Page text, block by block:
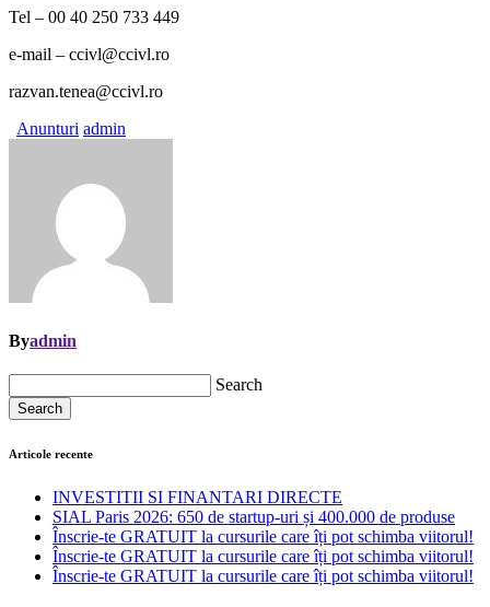
Tel – 00 40 250 733 449
e-mail – ccivl@ccivl.ro
razvan.tenea@ccivl.ro
Anunturi admin
Byadmin
Search
Search
Articole recente
INVESTITII SI FINANTARI DIRECTE
SIAL Paris 2026: 650 de startup-uri și 400.000 de produse
Înscrie-te GRATUIT la cursurile care îți pot schimba viitorul!
Înscrie-te GRATUIT la cursurile care îți pot schimba viitorul!
Înscrie-te GRATUIT la cursurile care îți pot schimba viitorul!